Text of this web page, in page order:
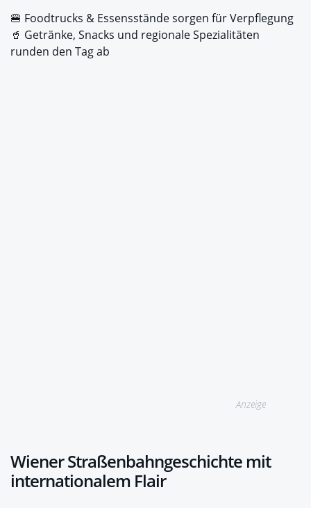
🍔 Foodtrucks & Essensstände sorgen für Verpflegung
🥤 Getränke, Snacks und regionale Spezialitäten
runden den Tag ab
Anzeige
Wiener Straßenbahngeschichte mit
internationalem Flair